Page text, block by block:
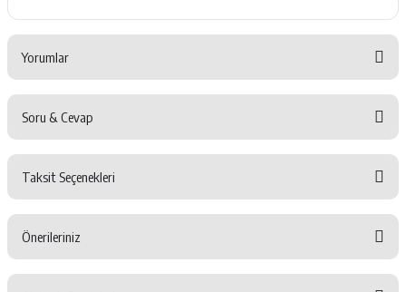
Yorumlar
Yorum Yaz
Soru & Cevap
Soru Sor
Taksit Seçenekleri
Önerileriniz